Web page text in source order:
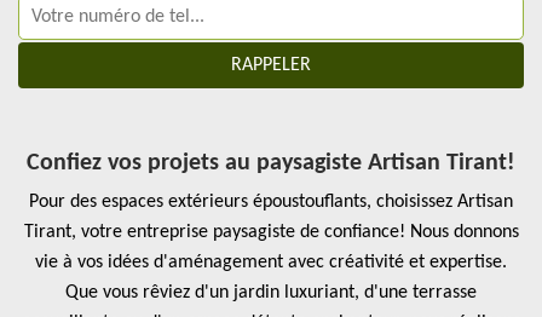
Confiez vos projets au paysagiste Artisan Tirant!
Pour des espaces extérieurs époustouflants, choisissez Artisan
Tirant, votre entreprise paysagiste de confiance! Nous donnons
vie à vos idées d'aménagement avec créativité et expertise.
Que vous rêviez d'un jardin luxuriant, d'une terrasse